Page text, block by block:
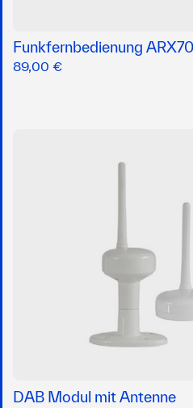
Funkfernbedienung ARX70
89,00 €
DAB Modul mit Antenne